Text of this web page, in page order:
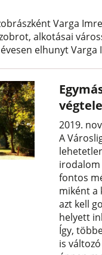
Varga
alkotásai
elhunyt
2019.
A
irodalom
fontos
miként
azt kell
helyett
Így,
is